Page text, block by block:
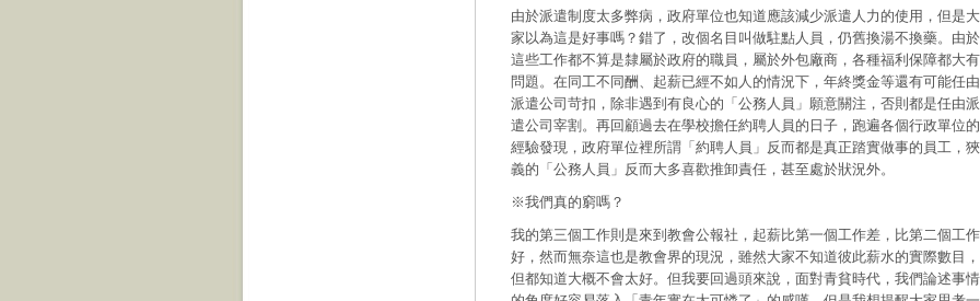
由於派遣制度太多弊病，政府單位也知道應該減少派遣人力的使用，但是大
家以為這是好事嗎？錯了，改個名目叫做駐點人員，仍舊換湯不換藥。由於
這些工作都不算是隸屬於政府的職員，屬於外包廠商，各種福利保障都大有
問題。在同工不同酬、起薪已經不如人的情況下，年終獎金等還有可能任由
派遣公司苛扣，除非遇到有良心的「公務人員」願意關注，否則都是任由派
遣公司宰割。再回顧過去在學校擔任約聘人員的日子，跑遍各個行政單位的
經驗發現，政府單位裡所謂「約聘人員」反而都是真正踏實做事的員工，狹
義的「公務人員」反而大多喜歡推卸責任，甚至處於狀況外。
※我們真的窮嗎？
我的第三個工作則是來到教會公報社，起薪比第一個工作差，比第二個工作
好，然而無奈這也是教會界的現況，雖然大家不知道彼此薪水的實際數目，
但都知道大概不會太好。但我要回過頭來說，面對青貧時代，我們論述事情